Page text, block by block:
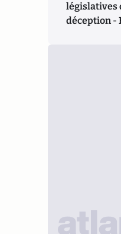
législatives
déception -